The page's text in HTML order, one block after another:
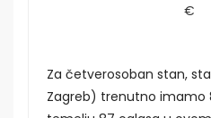
€
Za četverosoban stan,
Zagreb) trenutno imamo